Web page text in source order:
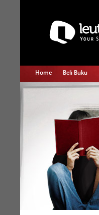
Home Beli Buku